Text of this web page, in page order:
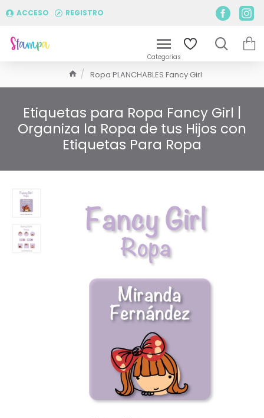
ACCESO REGISTRO
Ropa PLANCHABLES Fancy Girl
Etiquetas para Ropa Fancy Girl |
Organiza la Ropa de tus Hijos con
Etiquetas Para Ropa